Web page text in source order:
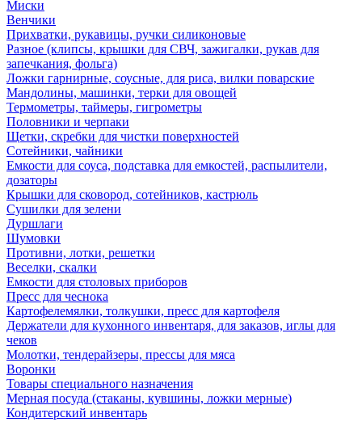
Миски
Венчики
Прихватки, рукавицы, ручки силиконовые
Разное (клипсы, крышки для СВЧ, зажигалки, рукав для
запечкания, фольга)
Ложки гарнирные, соусные, для риса, вилки поварские
Мандолины, машинки, терки для овощей
Термометры, таймеры, гигрометры
Половники и черпаки
Щетки, скребки для чистки поверхностей
Сотейники, чайники
Емкости для соуса, подставка для емкостей, распылители,
дозаторы
Крышки для сковород, сотейников, кастрюль
Сушилки для зелени
Дуршлаги
Шумовки
Противни, лотки, решетки
Веселки, скалки
Емкости для столовых приборов
Пресс для чеснока
Картофелемялки, толкушки, пресс для картофеля
Держатели для кухонного инвентаря, для заказов, иглы для
чеков
Молотки, тендерайзеры, прессы для мяса
Воронки
Товары специального назначения
Мерная посуда (стаканы, кувшины, ложки мерные)
Кондитерский инвентарь